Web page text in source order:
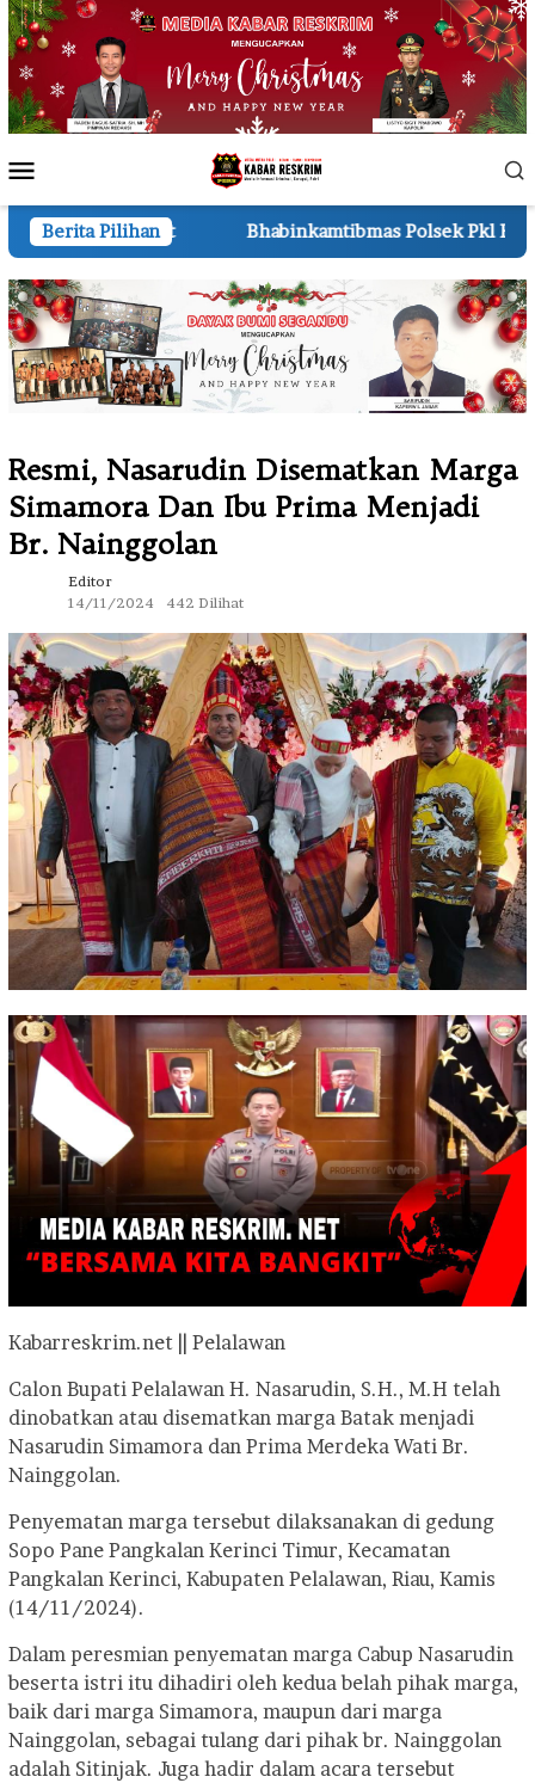
Loncat
ke
konten
Mobile
Berita Pilihan
Bhabinkamtibmas Polsek Pkl Kerinci Monitoring Jagung
Resmi, Nasarudin Disematkan Marga
Simamora Dan Ibu Prima Menjadi
Br. Nainggolan
Editor
14/11/2024
442 Dilihat
Kabarreskrim.net || Pelalawan
Calon Bupati Pelalawan H. Nasarudin, S.H., M.H telah
dinobatkan atau disematkan marga Batak menjadi
Nasarudin Simamora dan Prima Merdeka Wati Br.
Nainggolan.
Penyematan marga tersebut dilaksanakan di gedung
Sopo Pane Pangkalan Kerinci Timur, Kecamatan
Pangkalan Kerinci, Kabupaten Pelalawan, Riau, Kamis
(14/11/2024).
Dalam peresmian penyematan marga Cabup Nasarudin
beserta istri itu dihadiri oleh kedua belah pihak marga,
baik dari marga Simamora, maupun dari marga
Nainggolan, sebagai tulang dari pihak br. Nainggolan
adalah Sitinjak. Juga hadir dalam acara tersebut